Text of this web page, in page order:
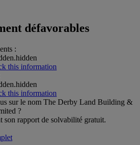
défavorables
:
sur le nom The Derby Land Building &
?
son rapport de solvabilité gratuit.